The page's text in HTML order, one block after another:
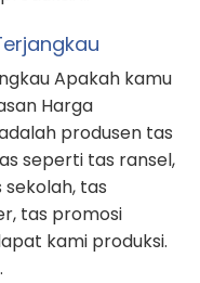
Apakah kamu
Harga
produsen tas
seperti tas ransel,
tas
tas promosi
kami produksi.